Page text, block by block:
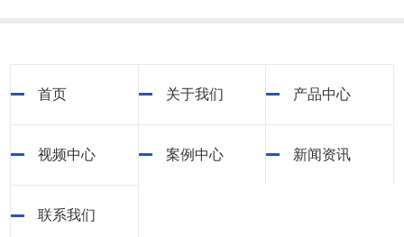
首页 关于我们 产品中心
视频中心 案例中心 新闻资讯
联系我们